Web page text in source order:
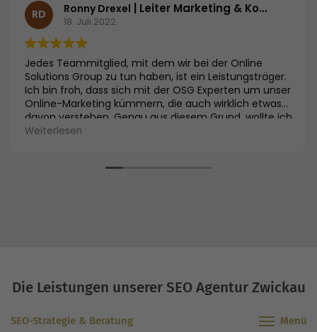
RD Ronny Drexel | Leiter Marketing & Kommunikation | GSD Remarketing GmbH & Co. KG
18. Juli 2022
Jedes Teammitglied, mit dem wir bei der Online
Solutions Group zu tun haben, ist ein Leistungsträger.
Ich bin froh, dass sich mit der OSG Experten um unser
Online-Marketing kümmern, die auch wirklich etwas
davon verstehen. Genau aus diesem Grund, wollte ich
schon immer mit der OSG zusammenarbeiten. Die
und zeitsparend!
Weiterlesen
Die Leistungen unserer SEO Agentur Zwickau
SEO-Strategie & Beratung